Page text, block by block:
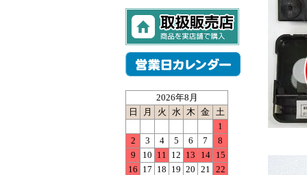
2026年8月
日
月 火 水 木 金 土
1
2
3 4 5 6 7
8
9
10 11 12 13 14
15
16 17 18 19 20 21 22